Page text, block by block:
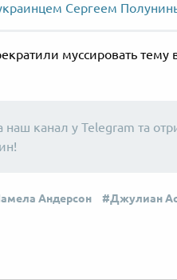
Сергеем
муссировать тему
наш канал у Telegram та
Андерсон Джулиан